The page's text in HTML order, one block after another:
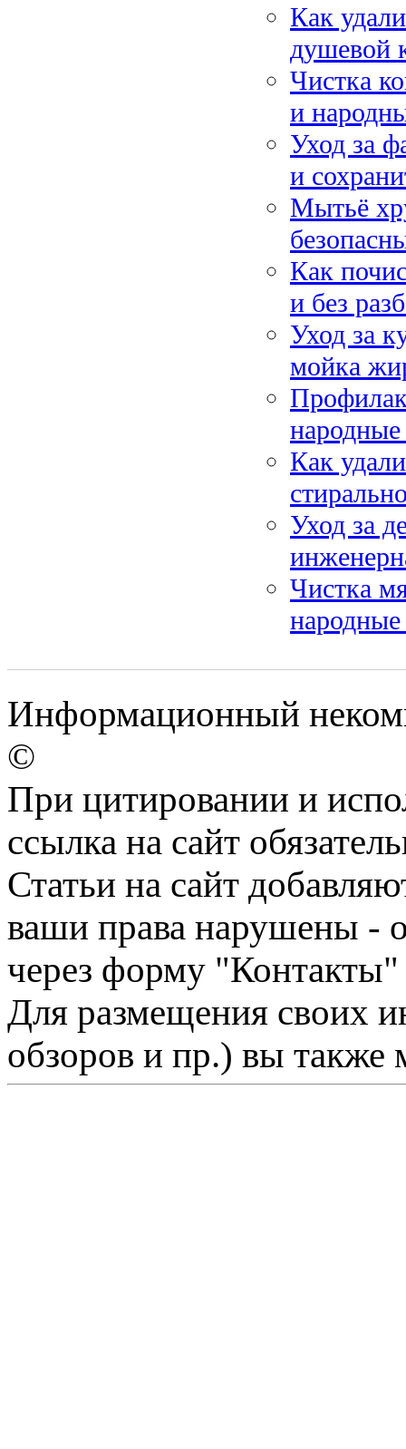
Как
душевой
Чистка
и
Уход за
и
Мытьё
Как
и без
Уход за
мойка
Как
Уход за
Чистка
Информационный
©
При цитировании и
ссылка на сайт
Статьи на сайт
ваши права нарушены -
через форму "Контакты"
Для размещения своих
обзоров и пр.) вы также